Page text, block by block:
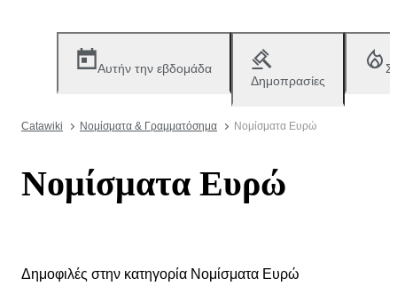
Αυτήν την εβδομάδα
Δημοπρασίες
Catawiki Νομίσματα & Γραμματόσημα Νομίσματα Ευρώ
Νομίσματα Ευρώ
Δημοφιλές στην κατηγορία Νομίσματα Ευρώ